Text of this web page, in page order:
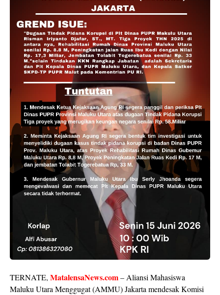
TERNATE, MatalensaNews.com– Aliansi Mahasiswa
Maluku Utara Menggugat (AMMU) Jakarta mendesak Komisi